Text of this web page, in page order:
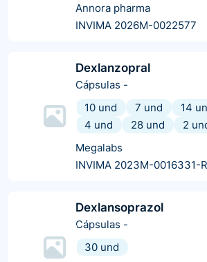
Annora pharma
INVIMA 2026M-0022577
Dexlanzopral
Cápsulas -
10 und
7 und 14
4 und
28 und
2
Megalabs
INVIMA 2023M-0016331-
Dexlansoprazol
Cápsulas -
30 und